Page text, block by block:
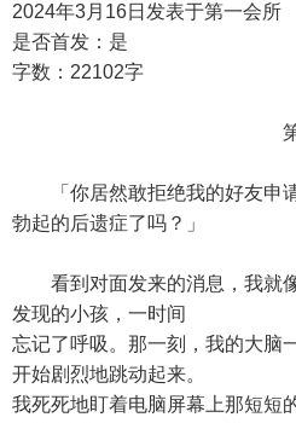
2024年3月16日发表于第一会所
是否首发：是
字数：22102字
第十三章
「你居然敢拒绝我的好友申
勃起的后遗症了吗？」
看到对面发来的消息，我就像
发现的小孩，一时间
忘记了呼吸。那一刻，我的大脑
开始剧烈地跳动起来。
我死死地盯着电脑屏幕上那短短